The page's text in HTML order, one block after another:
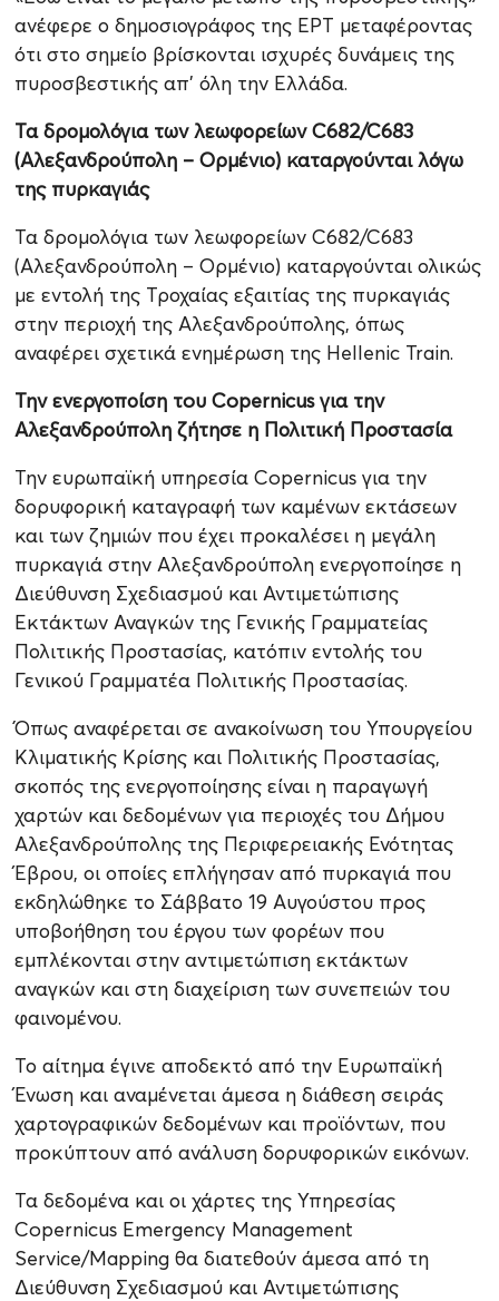
ανέφερε ο δημοσιογράφος της ΕΡΤ μεταφέροντας
ότι στο σημείο βρίσκονται ισχυρές δυνάμεις της
πυροσβεστικής απ’ όλη την Ελλάδα.
Τα δρομολόγια των λεωφορείων C682/C683
(Αλεξανδρούπολη – Ορμένιο) καταργούνται λόγω
της πυρκαγιάς
Τα δρομολόγια των λεωφορείων C682/C683
(Αλεξανδρούπολη – Ορμένιο) καταργούνται ολικώς
με εντολή της Τροχαίας εξαιτίας της πυρκαγιάς
στην περιοχή της Αλεξανδρούπολης, όπως
αναφέρει σχετικά ενημέρωση της Hellenic Train.
Την ενεργοποίση τoυ Copernicus για την
Αλεξανδρούπολη ζήτησε η Πολιτική Προστασία
Την ευρωπαϊκή υπηρεσία Copernicus για την
δορυφορική καταγραφή των καμένων εκτάσεων
και των ζημιών που έχει προκαλέσει η μεγάλη
πυρκαγιά στην Αλεξανδρούπολη ενεργοποίησε η
Διεύθυνση Σχεδιασμού και Αντιμετώπισης
Εκτάκτων Αναγκών της Γενικής Γραμματείας
Πολιτικής Προστασίας, κατόπιν εντολής του
Γενικού Γραμματέα Πολιτικής Προστασίας.
Όπως αναφέρεται σε ανακοίνωση του Υπουργείου
Κλιματικής Κρίσης και Πολιτικής Προστασίας,
σκοπός της ενεργοποίησης είναι η παραγωγή
χαρτών και δεδομένων για περιοχές του Δήμου
Αλεξανδρούπολης της Περιφερειακής Ενότητας
Έβρου, οι οποίες επλήγησαν από πυρκαγιά που
εκδηλώθηκε το Σάββατο 19 Αυγούστου προς
υποβοήθηση του έργου των φορέων που
εμπλέκονται στην αντιμετώπιση εκτάκτων
αναγκών και στη διαχείριση των συνεπειών του
φαινομένου.
Το αίτημα έγινε αποδεκτό από την Ευρωπαϊκή
Ένωση και αναμένεται άμεσα η διάθεση σειράς
χαρτογραφικών δεδομένων και προϊόντων, που
προκύπτουν από ανάλυση δορυφορικών εικόνων.
Τα δεδομένα και οι χάρτες της Υπηρεσίας
Copernicus Emergency Management
Service/Mapping θα διατεθούν άμεσα από τη
Διεύθυνση Σχεδιασμού και Αντιμετώπισης